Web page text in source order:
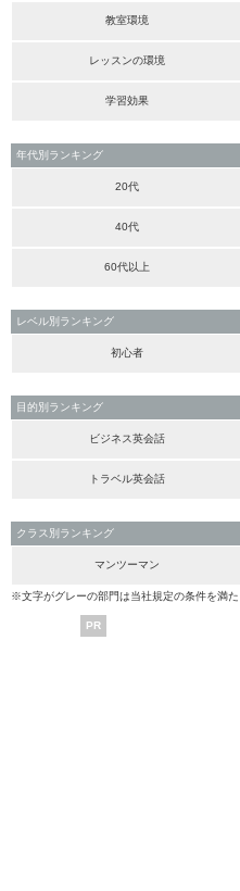
教室環境
レッスンの環境
学習効果
年代別ランキング
20代
40代
60代以上
レベル別ランキング
初心者
目的別ランキング
ビジネス英会話
トラベル英会話
クラス別ランキング
マンツーマン
※文字がグレーの部門は当社規定の条件を満
PR